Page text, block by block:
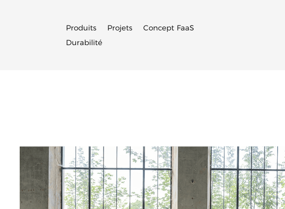
Produits Projets
Concept FaaS
Durabilité